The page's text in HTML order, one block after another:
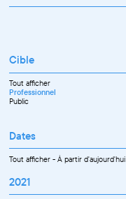
Cible
Tout afficher
Professionnel
Public
Dates
Tout afficher-À partir d'aujourd'hui
2021